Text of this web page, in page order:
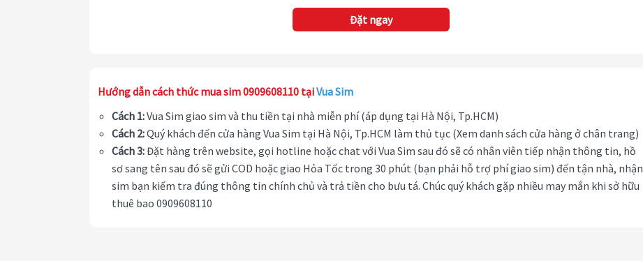
Đặt ngay
Hướng dẫn cách thức mua sim 0909608110 tạiVua Sim
Cách 1:Vua Sim giao sim và thu tiền tại nhà miễn phí (áp dụng tại Hà Nội, Tp.HCM)
Cách 2:Quý khách đến cửa hàng Vua Sim tại Hà Nội, Tp.HCM làm thủ tục (Xem danh sách cửa hàng ở chân trang)
Cách 3:Đặt hàng trên website, gọi hotline hoặc chat với Vua Sim sau đó sẽ có nhân viên tiếp nhận thông tin, hồ
sơ sang tên sau đó sẽ gửi COD hoặc giao Hỏa Tốc trong 30 phút (bạn phải hỗ trợ phí giao sim) đến tận nhà, nhận
sim bạn kiểm tra đúng thông tin chính chủ và trả tiền cho bưu tá. Chúc quý khách gặp nhiều may mắn khi sở hữu
thuê bao 0909608110